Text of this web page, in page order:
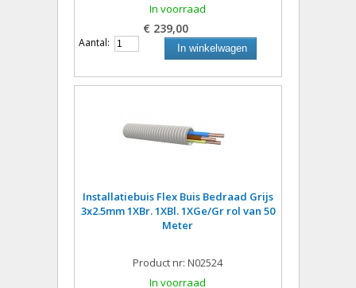
In voorraad
€ 239,00
Aantal: In winkelwagen
Installatiebuis Flex Buis Bedraad Grijs
3x2.5mm 1XBr. 1XBl. 1XGe/Gr rol van 50
Meter
Product nr: N02524
In voorraad